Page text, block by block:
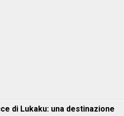
di Lukaku: una destinazione